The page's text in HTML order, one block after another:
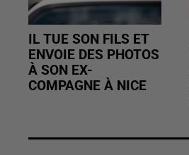
IL TUE SON FILS ET
ENVOIE DES PHOTOS
À SON EX-
COMPAGNE À NICE